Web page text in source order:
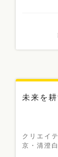
未来を
クリエイ
京・清澄